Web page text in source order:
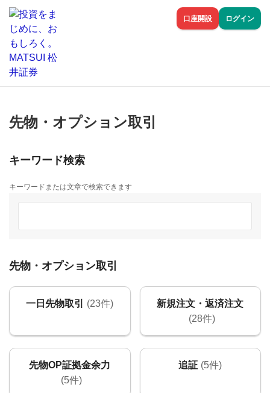
口座開設 ログイン
先物・オプション取引
キーワード検索
キーワードまたは文章で検索できます
先物・オプション取引
一日先物取引 (23件)
新規注文・返済注文
(28件)
先物OP証拠金余力
(5件)
追証 (5件)